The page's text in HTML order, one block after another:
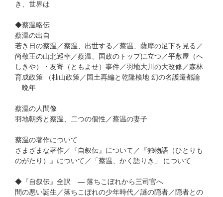
き、世界は
◆蔡温略伝
蔡温の出自
若き日の蔡温／蔡温、出世する／蔡温、薩摩の足下を見る／
尚敬王の山北巡幸／蔡温、国政のトップに立つ／平敷屋（へ
しきや）・友寄（ともよせ）事件／羽地大川の大改修／森林
育成政策 （杣山政策／国土再編と乾隆検地 幻の名護遷都論
晩年
蔡温の人間像
羽地朝秀と蔡温、二つの個性／蔡温の妻子
蔡温の著作について
さまざまな著作／『自叙伝』について／『独物語（ひとりも
のがたり）』について／「蔡温、かく語りき」 について
◆『自叙伝』全訳 ― 落ちこぼれから三司官へ
間の悪い誕生／落ちこぼれの少年時代／謎の隠者／隠者との